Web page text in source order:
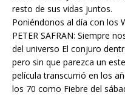
resto de sus vidas juntos.
Poniéndonos al día con los
PETER SAFRAN: Siempre
del universo El conjuro
pero sin que parezca un
película transcurrió en los
los 70 como Fiebre del